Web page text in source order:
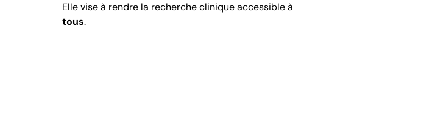
Elle vise à rendre la recherche clinique accessible à
tous.